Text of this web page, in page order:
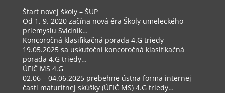
Štart novej školy – ŠUP
Od 1. 9. 2020 začína nová éra Školy umeleckého
priemyslu Svidník…
Koncoročná klasifikačná porada 4.G triedy
19.05.2025 sa uskutoční koncoročná klasifikačná
porada 4.G triedy…
ÚFIČ MS 4.G
02.06 – 04.06.2025 prebehne ústna forma internej
časti maturitnej skúšky (ÚFIČ MS) 4.G triedy…